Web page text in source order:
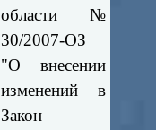
области №
30/2007-ОЗ
"О внесении
изменений в
Закон